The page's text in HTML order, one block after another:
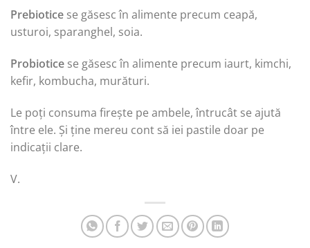
Prebiotice se găsesc în alimente precum ceapă,
usturoi, sparanghel, soia.
Probiotice se găsesc în alimente precum iaurt, kimchi,
kefir, kombucha, murături.
Le poți consuma firește pe ambele, întrucât se ajută
între ele. Și ține mereu cont să iei pastile doar pe
indicații clare.
V.